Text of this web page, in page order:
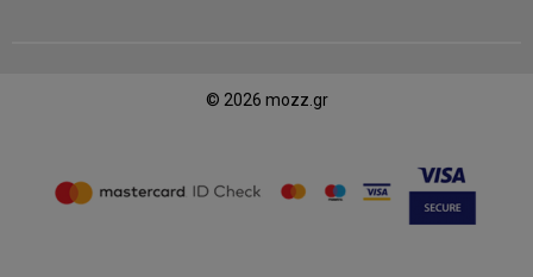
© 2026 mozz.gr